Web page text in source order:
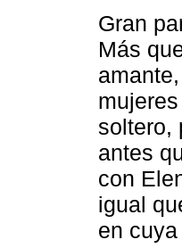
Gran
Más
soltero,
antes
con
igual
en